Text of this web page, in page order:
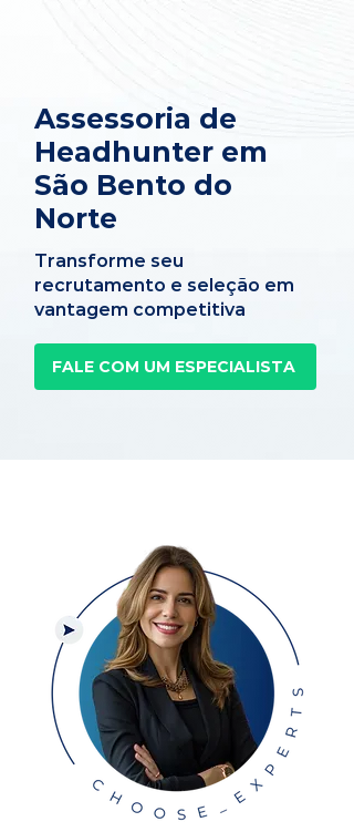
Assessoria de
Headhunter em
São Bento do
Norte
Transforme seu
recrutamento e seleção em
vantagem competitiva
FALE COM UM ESPECIALISTA